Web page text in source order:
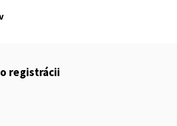
registrácii